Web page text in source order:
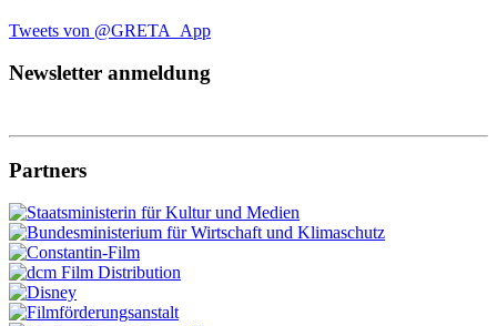
Tweets von @GRETA_App
Newsletter anmeldung
Partners